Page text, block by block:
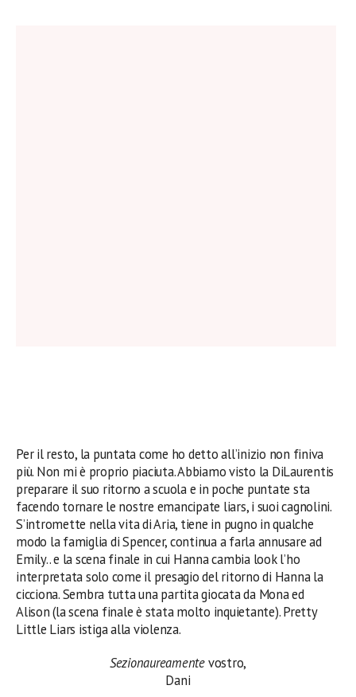
Per il resto, la puntata come ho detto all’inizio non finiva
più. Non mi è proprio piaciuta. Abbiamo visto la DiLaurentis
preparare il suo ritorno a scuola e in poche puntate sta
facendo tornare le nostre emancipate liars, i suoi cagnolini.
S’intromette nella vita di Aria, tiene in pugno in qualche
modo la famiglia di Spencer, continua a farla annusare ad
Emily.. e la scena finale in cui Hanna cambia look l’ho
interpretata solo come il presagio del ritorno di Hanna la
cicciona. Sembra tutta una partita giocata da Mona ed
Alison (la scena finale è stata molto inquietante). Pretty
Little Liars istiga alla violenza.
Sezionaureamentevostro,
Dani